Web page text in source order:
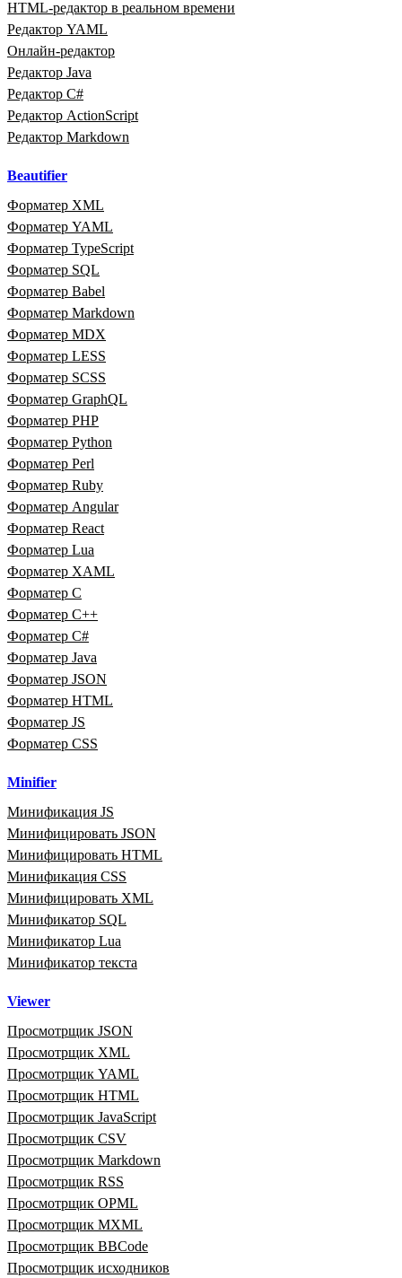
HTML‑редактор в реальном времени
Редактор YAML
Онлайн‑редактор
Редактор Java
Редактор C#
Редактор ActionScript
Редактор Markdown
Beautifier
Форматер XML
Форматер YAML
Форматер TypeScript
Форматер SQL
Форматер Babel
Форматер Markdown
Форматер MDX
Форматер LESS
Форматер SCSS
Форматер GraphQL
Форматер PHP
Форматер Python
Форматер Perl
Форматер Ruby
Форматер Angular
Форматер React
Форматер Lua
Форматер XAML
Форматер C
Форматер C++
Форматер C#
Форматер Java
Форматер JSON
Форматер HTML
Форматер JS
Форматер CSS
Minifier
Минификация JS
Минифицировать JSON
Минифицировать HTML
Минификация CSS
Минифицировать XML
Минификатор SQL
Минификатор Lua
Минификатор текста
Viewer
Просмотрщик JSON
Просмотрщик XML
Просмотрщик YAML
Просмотрщик HTML
Просмотрщик JavaScript
Просмотрщик CSV
Просмотрщик Markdown
Просмотрщик RSS
Просмотрщик OPML
Просмотрщик MXML
Просмотрщик BBCode
Просмотрщик исходников